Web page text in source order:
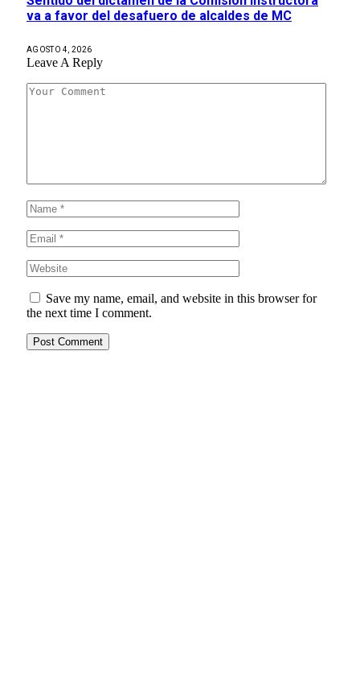
va a favor del desafuero de alcaldes de MC
AGOSTO 4, 2026
Leave A Reply
Save my name, email, and website in this browser for
the next time I comment.